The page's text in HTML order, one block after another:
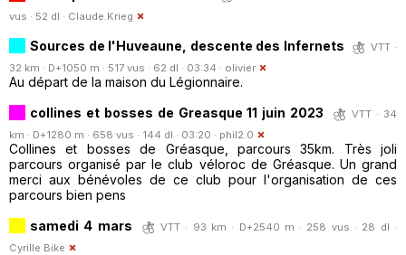
vus · 52 dl · Claude.Krieg
Sources de l'Huveaune, descente des Infernets
VTT ·
32 km · D+1050 m · 517 vus · 62 dl · 03:34 · olivier
Au départ de la maison du Légionnaire.
collines et bosses de Greasque 11 juin 2023
VTT · 34
km · D+1280 m · 658 vus · 144 dl · 03:20 · phil2.0
Collines et bosses de Gréasque, parcours 35km. Très joli
parcours organisé par le club véloroc de Gréasque. Un grand
merci aux bénévoles de ce club pour l'organisation de ces
parcours bien pens
samedi 4 mars
VTT · 93 km · D+2540 m · 258 vus · 28 dl ·
Cyrille Bike